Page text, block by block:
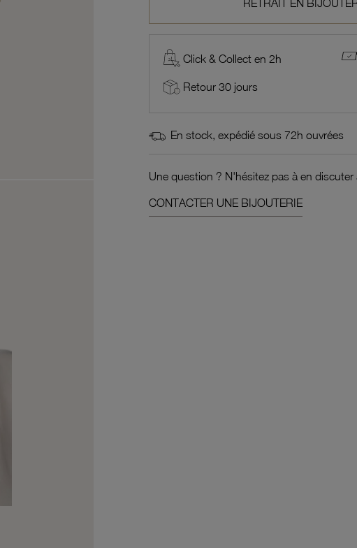
RETRAIT EN
Click & Collect en 2h
Retour 30 jours
En stock, expédié sous 72h ouvrées
Une question ? N'hésitez pas à en discuter
CONTACTER UNE BIJOUTERIE